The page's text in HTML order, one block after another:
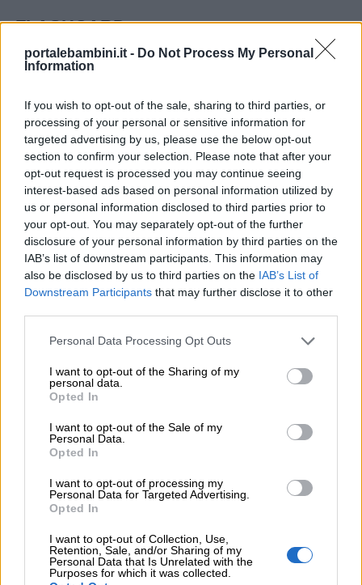
portalebambini.it - Do Not Process My Personal
Information
If you wish to opt-out of the sale, sharing to third parties, or
processing of your personal or sensitive information for
targeted advertising by us, please use the below opt-out
section to confirm your selection. Please note that after your
opt-out request is processed you may continue seeing
interest-based ads based on personal information utilized by
us or personal information disclosed to third parties prior to
your opt-out. You may separately opt-out of the further
disclosure of your personal information by third parties on the
IAB’s list of downstream participants. This information may
also be disclosed by us to third parties on the IAB’s List of
Downstream Participants that may further disclose it to other
Personal Data Processing Opt Outs
I want to opt-out of the Sharing of my
personal data.
Opted In
I want to opt-out of the Sale of my
Personal Data.
Opted In
I want to opt-out of processing my
Personal Data for Targeted Advertising.
Opted In
I want to opt-out of Collection, Use,
Retention, Sale, and/or Sharing of my
Personal Data that Is Unrelated with the
Purposes for which it was collected.
FLASHCARD